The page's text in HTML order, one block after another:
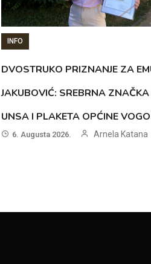
INFO
DVOSTRUKO PRIZNANJE ZA
JAKUBOVIĆ: SREBRNA ZNAČKA
UNSA I PLAKETA OPĆINE
6. Augusta 2026. Arnela Katana